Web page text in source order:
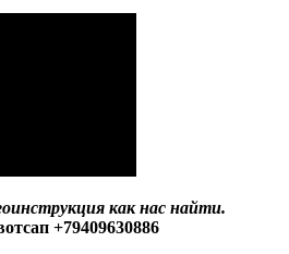
как нас найти.
+79409630886